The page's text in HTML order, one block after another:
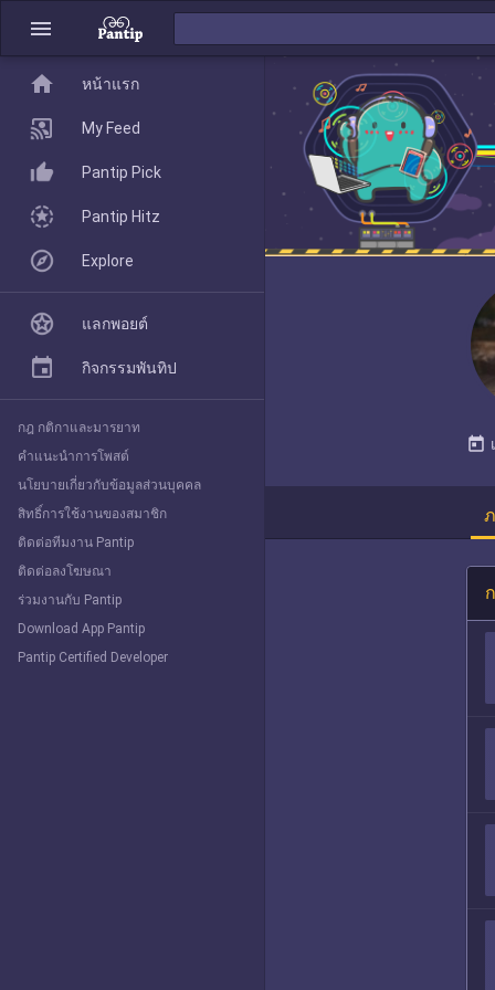
menu
today
home
Pantip Pick
Explore
home หน้าแรก
My Feed
Pantip Pick
Pantip Hitz
Explore
แลกพอยต์
กิจกรรมพันทิป
กฎ กติกาและมารยาท
คำแนะนำการโพสต์
นโยบายเกี่ยวกับข้อมูลส่วนบุคคล
สิทธิ์การใช้งานของสมาชิก
ติดต่อทีมงาน Pantip
ติดต่อลงโฆษณา
ร่วมงานกับ Pantip
Download App Pantip
Pantip Certified Developer